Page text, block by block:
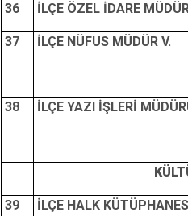
36 İLÇE ÖZEL İDARE
37 İLÇE NÜFUS MÜDÜR V.
38 İLÇE YAZI İŞLERİ
39
İLÇE HALK